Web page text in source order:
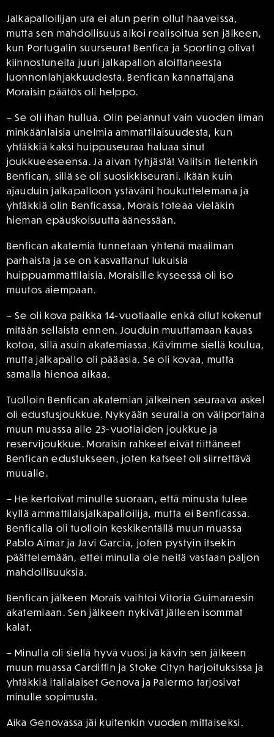
Jalkapalloilijan ura ei alun perin ollut haaveissa,
mutta sen mahdollisuus alkoi realisoitua sen jälkeen,
kun Portugalin suurseurat Benfica ja Sporting olivat
kiinnostuneita juuri jalkapallon aloittaneesta
luonnonlahjakkuudesta. Benfican kannattajana
Moraisin päätös oli helppo.
– Se oli ihan hullua. Olin pelannut vain vuoden ilman
minkäänlaisia unelmia ammattilaisuudesta, kun
yhtäkkiä kaksi huippuseuraa haluaa sinut
joukkueeseensa. Ja aivan tyhjästä! Valitsin tietenkin
Benfican, sillä se oli suosikkiseurani. Ikään kuin
ajauduin jalkapalloon ystäväni houkuttelemana ja
yhtäkkiä olin Benficassa, Morais toteaa vieläkin
hieman epäuskoisuutta äänessään.
Benfican akatemia tunnetaan yhtenä maailman
parhaista ja se on kasvattanut lukuisia
huippuammattilaisia. Moraisille kyseessä oli iso
muutos aiempaan.
– Se oli kova paikka 14-vuotiaalle enkä ollut kokenut
mitään sellaista ennen. Jouduin muuttamaan kauas
kotoa, sillä asuin akatemiassa. Kävimme siellä koulua,
mutta jalkapallo oli pääasia. Se oli kovaa, mutta
samalla hienoa aikaa.
Tuolloin Benfican akatemian jälkeinen seuraava askel
oli edustusjoukkue. Nykyään seuralla on väliportaina
muun muassa alle 23-vuotiaiden joukkue ja
reservijoukkue. Moraisin rahkeet eivät riittäneet
Benfican edustukseen, joten katseet oli siirrettävä
muualle.
– He kertoivat minulle suoraan, että minusta tulee
kyllä ammattilaisjalkapalloilija, mutta ei Benficassa.
Benficalla oli tuolloin keskikentällä muun muassa
Pablo Aimar ja Javi Garcia, joten pystyin itsekin
päättelemään, ettei minulla ole heitä vastaan paljon
mahdollisuuksia.
Benfican jälkeen Morais vaihtoi Vitoria Guimaraesin
akatemiaan. Sen jälkeen nykivät jälleen isommat
kalat.
– Minulla oli siellä hyvä vuosi ja kävin sen jälkeen
muun muassa Cardiffin ja Stoke Cityn harjoituksissa ja
yhtäkkiä italialaiset Genova ja Palermo tarjosivat
minulle sopimusta.
Aika Genovassa jäi kuitenkin vuoden mittaiseksi.